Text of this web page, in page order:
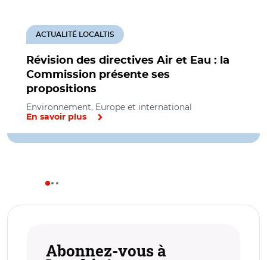
Révision des directives Air et Eau : la
Commission présente ses
propositions
ACTUALITÉ LOCALTIS
Environnement, Europe et international
En savoir plus
Abonnez-vous à